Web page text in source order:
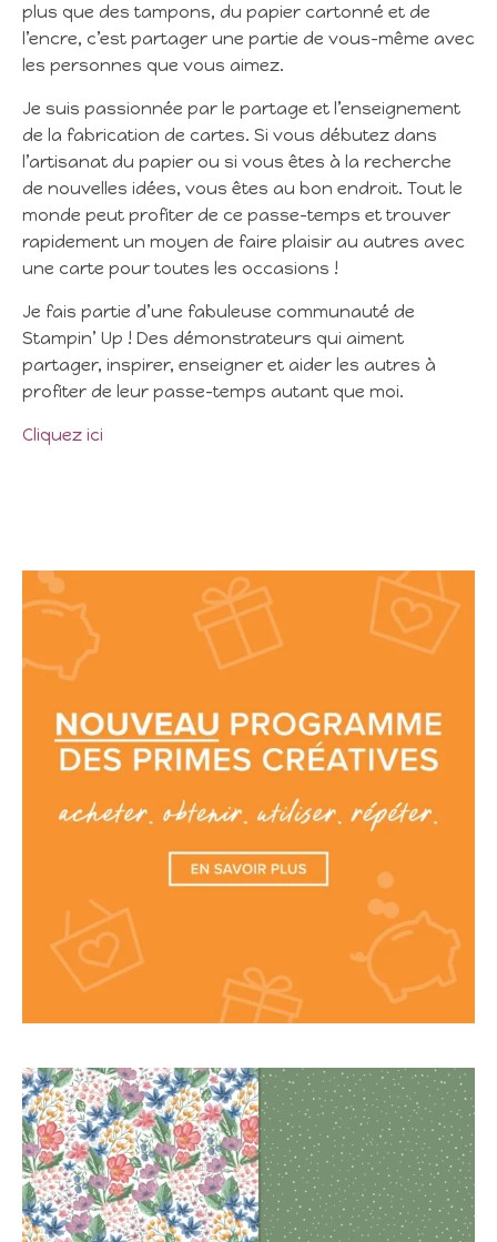
plus que des tampons, du papier cartonné et de
l’encre, c’est partager une partie de vous-même avec
les personnes que vous aimez.
Je suis passionnée par le partage et l’enseignement
de la fabrication de cartes. Si vous débutez dans
l’artisanat du papier ou si vous êtes à la recherche
de nouvelles idées, vous êtes au bon endroit. Tout le
monde peut profiter de ce passe-temps et trouver
rapidement un moyen de faire plaisir au autres avec
une carte pour toutes les occasions !
Je fais partie d’une fabuleuse communauté de
Stampin’ Up ! Des démonstrateurs qui aiment
partager, inspirer, enseigner et aider les autres à
profiter de leur passe-temps autant que moi.
Cliquez ici